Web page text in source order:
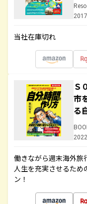
当社在庫切れ
Ｓ
市
る
働きながら週末海外旅
人生を充実させるため
ン！